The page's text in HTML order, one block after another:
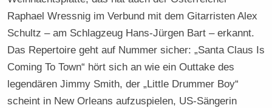
Raphael Wressnig im Verbund mit dem Gitarristen Alex
Schultz – am Schlagzeug Hans-Jürgen Bart – erkannt.
Das Repertoire geht auf Nummer sicher: „Santa Claus Is
Coming To Town“ hört sich an wie ein Outtake des
legendären Jimmy Smith, der „Little Drummer Boy“
scheint in New Orleans aufzuspielen, US-Sängerin